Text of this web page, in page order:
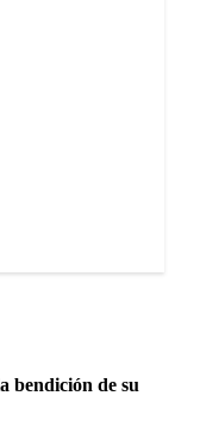
bendición de su